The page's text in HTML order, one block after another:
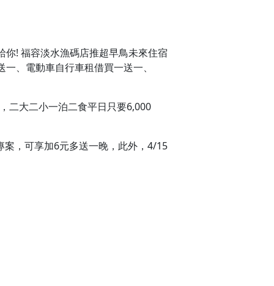
! 福容淡水漁碼店推超早鳥未來住宿
、電動車自行車租借買一送一、
二大二小一泊二食平日只要6,000
，可享加6元多送一晚，此外，4/15